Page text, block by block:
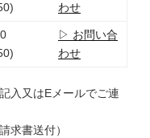
わせ
▷ お問い合
わせ
入又はEメールでご連
求書送付）